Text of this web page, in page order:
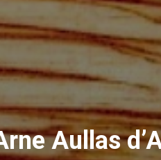
Aullas